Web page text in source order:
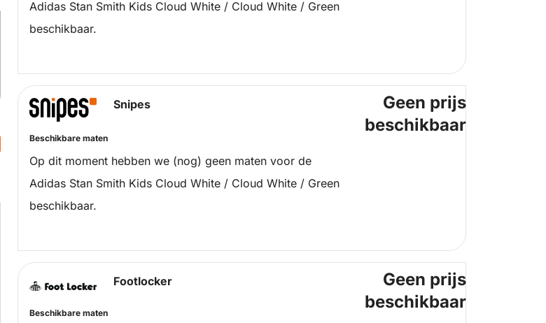
Adidas Stan Smith Kids Cloud White / Cloud White / Green
beschikbaar.
Snipes
Beschikbare maten
Op dit moment hebben we (nog) geen maten voor de
Adidas Stan Smith Kids Cloud White / Cloud White / Green
beschikbaar.
Geen prijs
beschikbaar
Footlocker
Beschikbare maten
Geen prijs
beschikbaar